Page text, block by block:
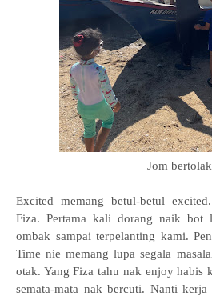
Jom bertolak
Excited memang betul-betul
Fiza. Pertama kali dorang naik bot
ombak sampai terpelanting kami.
Time nie memang lupa segala
otak. Yang Fiza tahu nak enjoy habis
semata-mata nak bercuti. Nanti